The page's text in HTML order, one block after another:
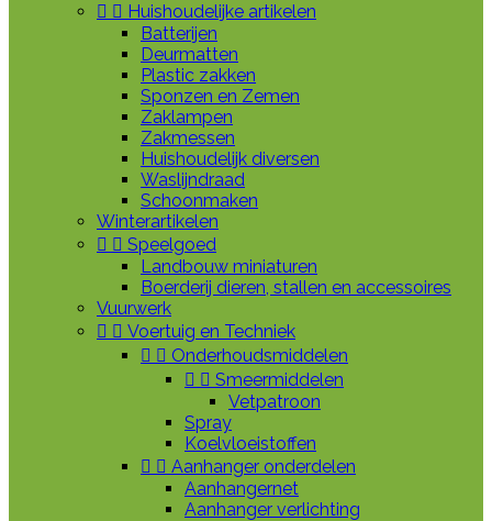
  Huishoudelijke artikelen
Batterijen
Deurmatten
Plastic zakken
Sponzen en Zemen
Zaklampen
Zakmessen
Huishoudelijk diversen
Waslijndraad
Schoonmaken
Winterartikelen
  Speelgoed
Landbouw miniaturen
Boerderij dieren, stallen en accessoires
Vuurwerk
  Voertuig en Techniek
  Onderhoudsmiddelen
  Smeermiddelen
Vetpatroon
Spray
Koelvloeistoffen
  Aanhanger onderdelen
Aanhangernet
Aanhanger verlichting